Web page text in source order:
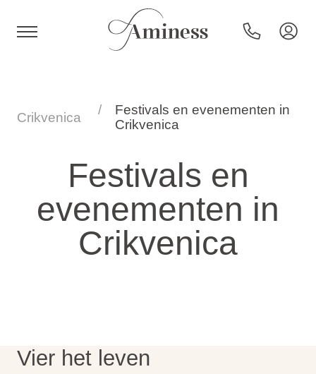
Hotels en resorts
Campings
Speciale aanbiedingen
Crikvenica
Festivals en evenementen in
Crikvenica
Festivals en
evenementen in
Crikvenica
Vier het leven